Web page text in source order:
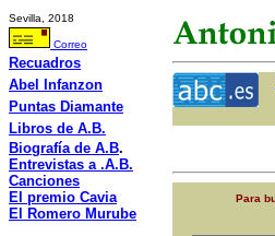
Sevilla, 2018
Correo
Recuadros
Para
Abel Infanzon
Puntas Diamante
Libros de A.B.
Biografía de A.B.
Entrevistas a .A.B.
Canciones
El premio Cavia
El Romero Murube